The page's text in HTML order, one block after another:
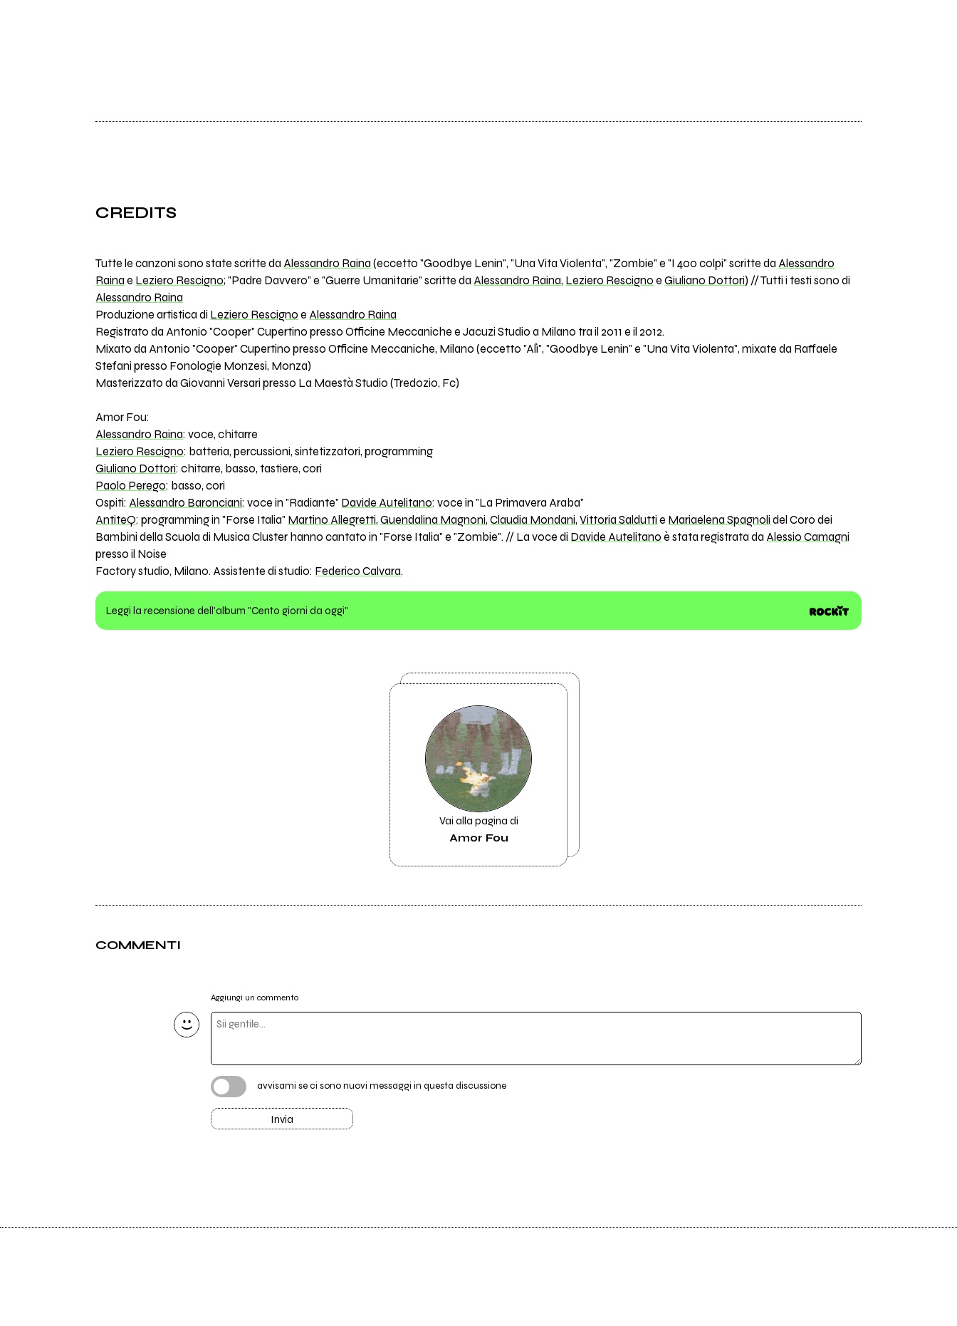
CREDITS
Tutte le canzoni sono state scritte da Alessandro Raina (eccetto "Goodbye Lenin", "Una Vita Violenta", "Zombie" e "I 400 colpi" scritte da Alessandro
Raina e Leziero Rescigno; "Padre Davvero" e "Guerre Umanitarie" scritte da Alessandro Raina, Leziero Rescigno eGiuliano Dottori) // Tutti i testi sono di
Alessandro Raina
Produzione artistica di Leziero Rescigno e Alessandro Raina
Registrato da Antonio "Cooper" Cupertino presso Officine Meccaniche e Jacuzi Studio a Milano tra il 2011 e il 2012.
Mixato da Antonio "Cooper" Cupertino presso Officine Meccaniche, Milano (eccetto "Alì", "Goodbye Lenin" e "Una Vita Violenta", mixate da Raffaele
Stefani presso Fonologie Monzesi, Monza)
Masterizzato da Giovanni Versari presso La Maestà Studio (Tredozio, Fc)
Amor Fou:
Alessandro Raina: voce, chitarre
Leziero Rescigno: batteria, percussioni, sintetizzatori, programming
Giuliano Dottori: chitarre, basso, tastiere, cori
Paolo Perego: basso, cori
Ospiti: Alessandro Baronciani: voce in "Radiante" Davide Autelitano: voce in "La Primavera Araba"
AntiteQ: programming in "Forse Italia" Martino Allegretti,Guendalina Magnoni,Claudia Mondani,Vittoria Saldutti e Mariaelena Spagnoli del Coro dei
Bambini della Scuola di Musica Cluster hanno cantato in "Forse Italia" e "Zombie". // La voce di Davide Autelitano è stata registrata da Alessio Camagni
presso il Noise
Factory studio, Milano. Assistente di studio: Federico Calvara.
Leggi la recensione dell'album "Cento giorni da oggi"
Vai alla pagina di
Amor Fou
COMMENTI
Aggiungi un commento
avvisami se ci sono nuovi messaggi in questa discussione
Invia